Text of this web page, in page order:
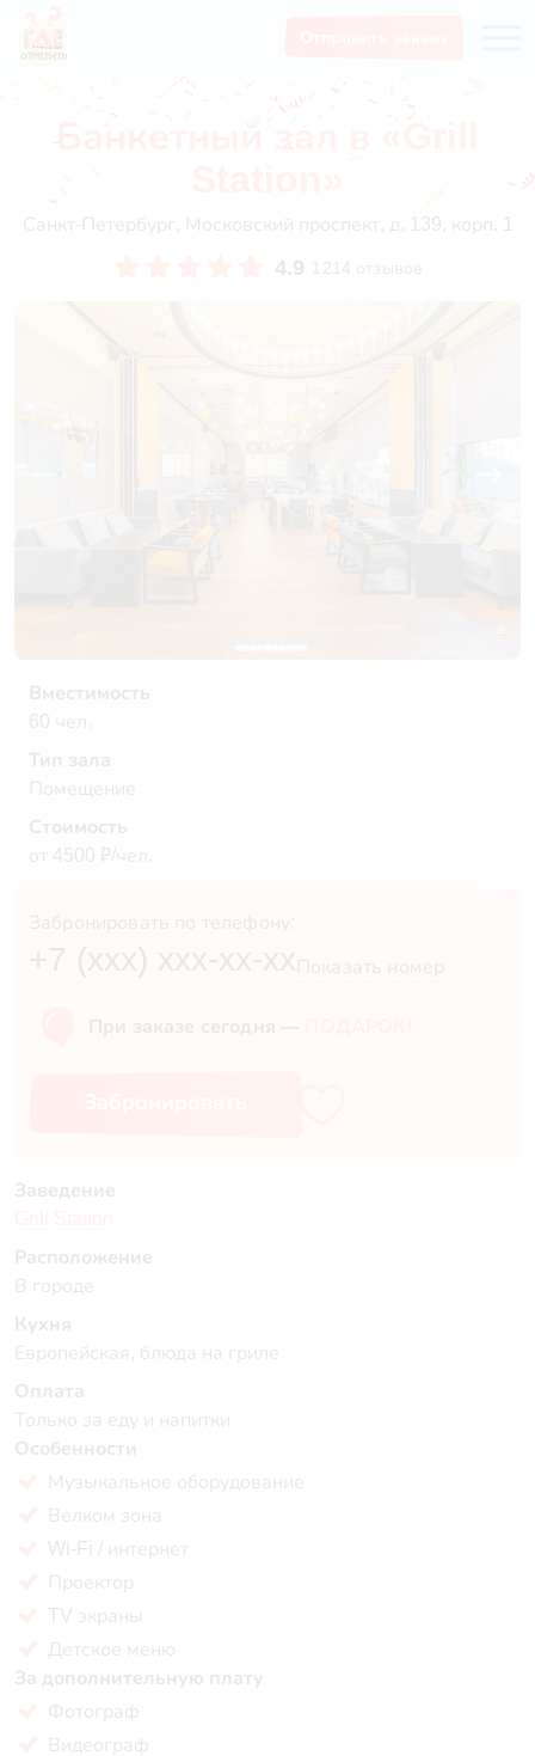
Банкетный зал в «Grill
Санкт-Петербург, Московский проспект, д. 139, корп. 1
4.9 1214 отзывов
Вместимость
60 чел.
Тип зала
Помещение
Стоимость
от 4500 ₽/чел.
Забронировать по телефону:
+7 (xxx) xxx-xx-xx Показать номер
При заказе сегодня —
Заведение
Расположение
В городе
Кухня
Европейская, блюда на гриле
Оплата
Только за еду и напитки
Особенности
Музыкальное оборудование
Велком зона
Wi-Fi / интернет
Проектор
TV экраны
Детское меню
За дополнительную плату
Фотограф
Видеограф